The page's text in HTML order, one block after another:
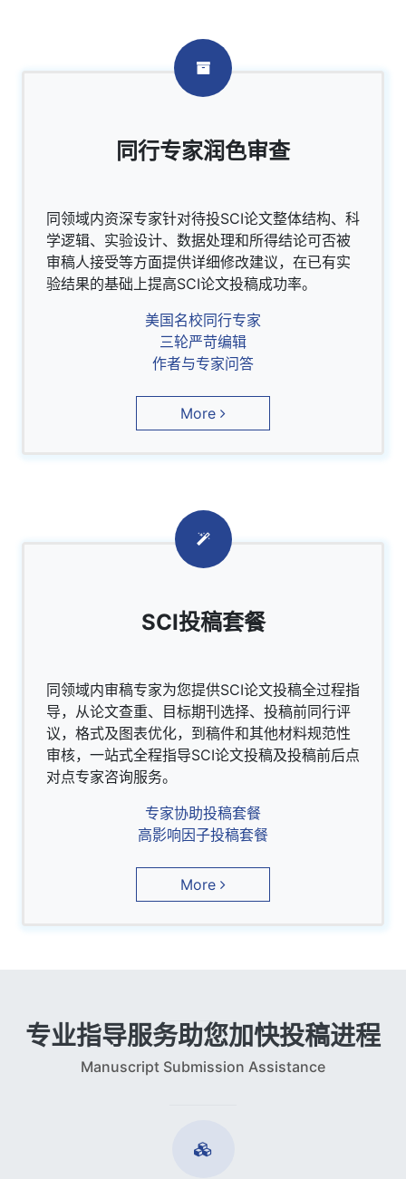
同行专家润色审查
同领域内资深专家针对待投SCI论文整体结构、科
学逻辑、实验设计、数据处理和所得结论可否被
审稿人接受等方面提供详细修改建议，在已有实
验结果的基础上提高SCI论文投稿成功率。
美国名校同行专家
三轮严苛编辑
作者与专家问答
More
SCI投稿套餐
同领域内审稿专家为您提供SCI论文投稿全过程指
导，从论文查重、目标期刊选择、投稿前同行评
议，格式及图表优化，到稿件和其他材料规范性
审核，一站式全程指导SCI论文投稿及投稿前后点
对点专家咨询服务。
专家协助投稿套餐
高影响因子投稿套餐
More
专业指导服务助您加快投稿进程
Manuscript Submission Assistance